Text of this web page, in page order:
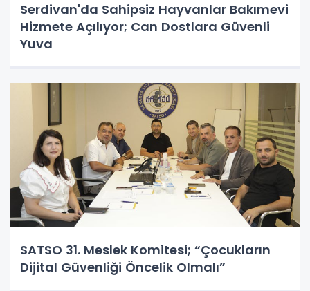
Serdivan'da Sahipsiz Hayvanlar Bakımevi
Hizmete Açılıyor; Can Dostlara Güvenli
Yuva
SATSO 31. Meslek Komitesi; “Çocukların
Dijital Güvenliği Öncelik Olmalı”